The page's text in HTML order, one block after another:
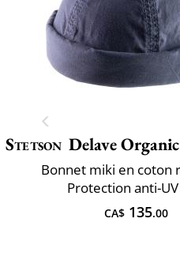
Stetson Delave Organic
Bonnet miki en coton
Protection anti-
CA$ 135.00